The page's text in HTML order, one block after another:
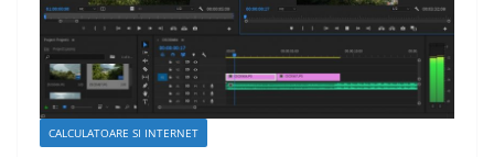
CALCULATOARE SI INTERNET